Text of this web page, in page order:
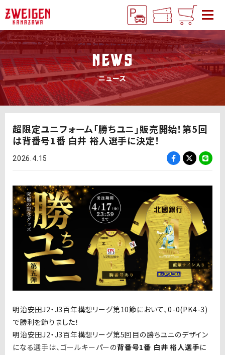
NEWS
ニュース
超限定ユニフォーム「勝ちユニ」販売開始！第5回
は背番号1番 白井 裕人選手に決定！
2026.4.15
明治安田J2・J3百年構想リーグ第10節において、0-0(PK4-3)
で勝利を飾りました！
明治安田J2・J3百年構想リーグ第5回目の勝ちユニのデザイン
になる選手は、ゴールキーパーの背番号1番 白井 裕人選手に